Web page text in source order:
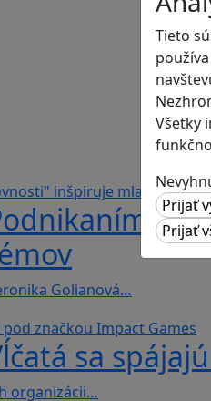
Tieto
Všetky
k
Golianová…
sa
organizácii…